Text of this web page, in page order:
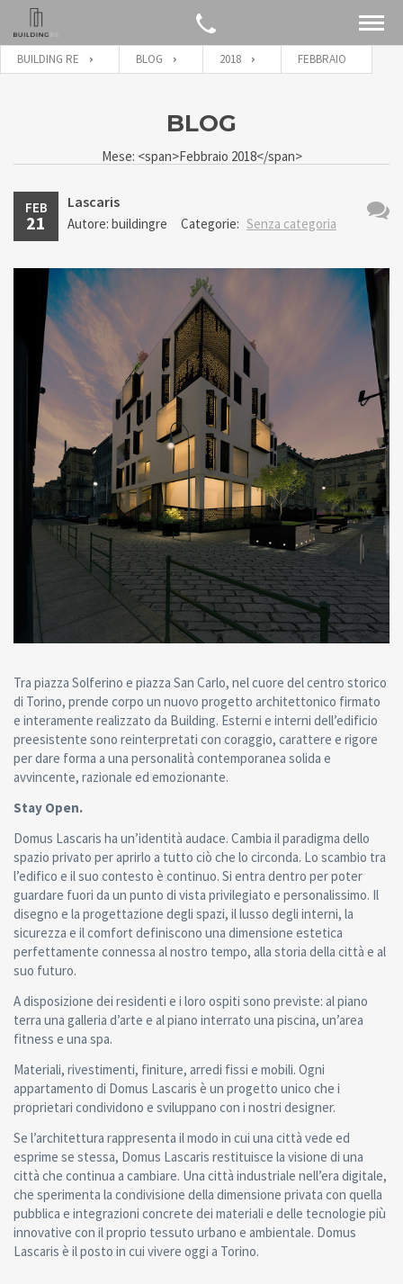
BUILDING RE BLOG 2018 FEBBRAIO
BLOG
Mese: <span>Febbraio 2018</span>
FEB
21
Lascaris
Autore: buildingre Categorie: Senza categoria
Tra piazza Solferino e piazza San Carlo, nel cuore del centro storico
di Torino, prende corpo un nuovo progetto architettonico firmato
e interamente realizzato da Building. Esterni e interni dell’edificio
preesistente sono reinterpretati con coraggio, carattere e rigore
per dare forma a una personalità contemporanea solida e
avvincente, razionale ed emozionante.
Stay Open.
Domus Lascaris ha un’identità audace. Cambia il paradigma dello
spazio privato per aprirlo a tutto ciò che lo circonda. Lo scambio tra
l’edifico e il suo contesto è continuo. Si entra dentro per poter
guardare fuori da un punto di vista privilegiato e personalissimo. Il
disegno e la progettazione degli spazi, il lusso degli interni, la
sicurezza e il comfort definiscono una dimensione estetica
perfettamente connessa al nostro tempo, alla storia della città e al
suo futuro.
A disposizione dei residenti e i loro ospiti sono previste: al piano
terra una galleria d’arte e al piano interrato una piscina, un’area
fitness e una spa.
Materiali, rivestimenti, finiture, arredi fissi e mobili. Ogni
appartamento di Domus Lascaris è un progetto unico che i
proprietari condividono e sviluppano con i nostri designer.
Se l’architettura rappresenta il modo in cui una città vede ed
esprime se stessa, Domus Lascaris restituisce la visione di una
città che continua a cambiare. Una città industriale nell’era digitale,
che sperimenta la condivisione della dimensione privata con quella
pubblica e integrazioni concrete dei materiali e delle tecnologie più
innovative con il proprio tessuto urbano e ambientale. Domus
Lascaris è il posto in cui vivere oggi a Torino.